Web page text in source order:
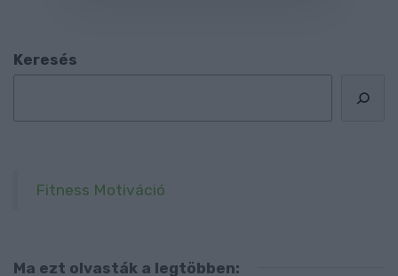
Keresés
Fitness Motiváció
Ma ezt olvasták a legtöbben: